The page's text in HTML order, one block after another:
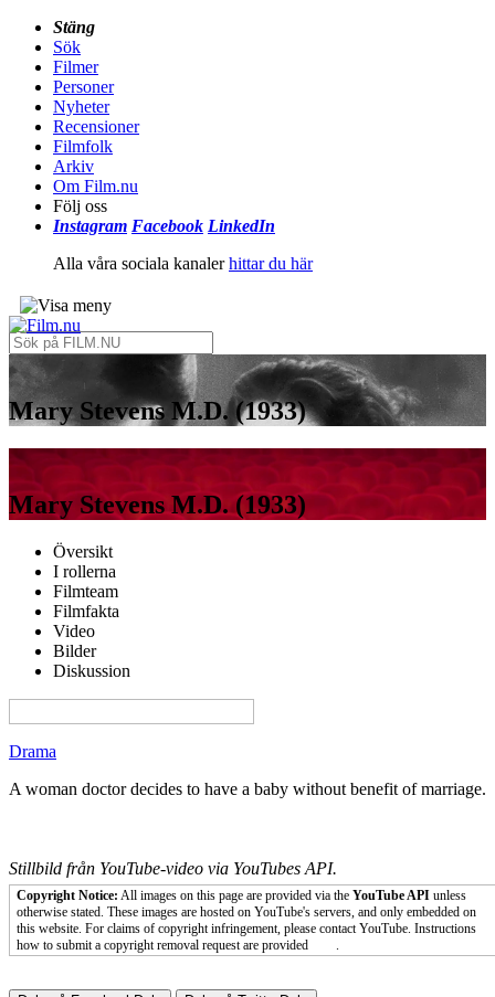
Stäng
Sök
Filmer
Personer
Nyheter
Recensioner
Filmfolk
Arkiv
Om Film.nu
Följ oss
Instagram Facebook LinkedIn
Alla våra sociala kanalerhittar du här
Mary Stevens M.D. (1933)
Mary Stevens M.D. (1933)
Översikt
I rollerna
Filmteam
Filmfakta
Video
Bilder
Diskussion
Drama
A woman doctor decides to have a baby without benefit of marriage.
Stillbild från YouTube-video via YouTubes API.
Copyright Notice: All images on this page are provided via the YouTube API unless
otherwise stated. These images are hosted on YouTube's servers, and only embedded on
this website. For claims of copyright infringement, please contact YouTube. Instructions
how to submit a copyright removal request are provided
.